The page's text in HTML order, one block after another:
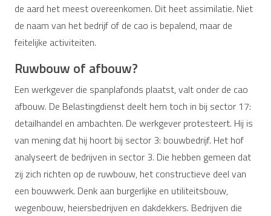
de aard het meest overeenkomen. Dit heet assimilatie. Niet
de naam van het bedrijf of de cao is bepalend, maar de
feitelijke activiteiten.
Ruwbouw of afbouw?
Een werkgever die spanplafonds plaatst, valt onder de cao
afbouw. De Belastingdienst deelt hem toch in bij sector 17:
detailhandel en ambachten. De werkgever protesteert. Hij is
van mening dat hij hoort bij sector 3: bouwbedrijf. Het hof
analyseert de bedrijven in sector 3. Die hebben gemeen dat
zij zich richten op de ruwbouw, het constructieve deel van
een bouwwerk. Denk aan burgerlijke en utiliteitsbouw,
wegenbouw, heiersbedrijven en dakdekkers. Bedrijven die